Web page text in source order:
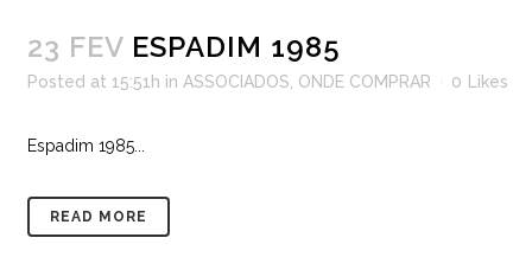
23 FEV ESPADIM 1985
Posted at 15:51h in ASSOCIADOS ONDE COMPRAR 0 Likes
Espadim 1985...
READ MORE